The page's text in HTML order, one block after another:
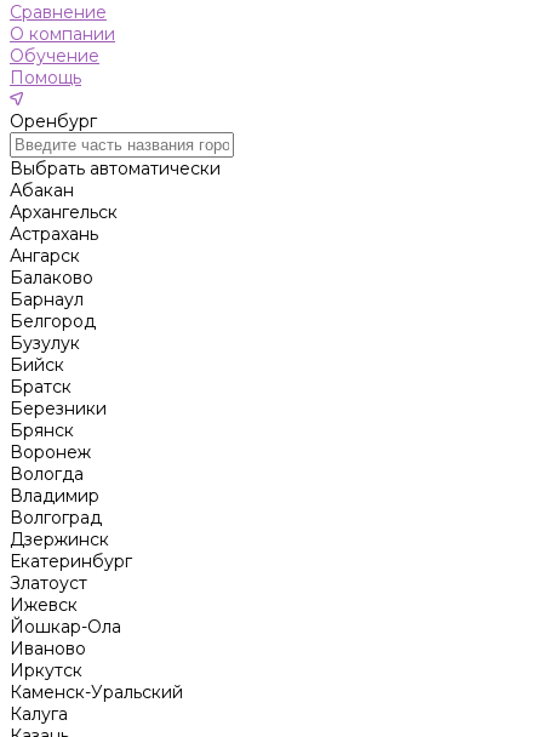
Сравнение
О компании
Обучение
Помощь
Оренбург
Выбрать автоматически
Абакан
Архангельск
Астрахань
Ангарск
Балаково
Барнаул
Белгород
Бузулук
Бийск
Братск
Березники
Брянск
Воронеж
Вологда
Владимир
Волгоград
Дзержинск
Екатеринбург
Златоуст
Ижевск
Йошкар-Ола
Иваново
Иркутск
Каменск-Уральский
Калуга